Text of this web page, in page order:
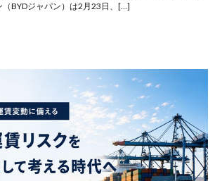
（BYDジャパン）は2月23日、[…]